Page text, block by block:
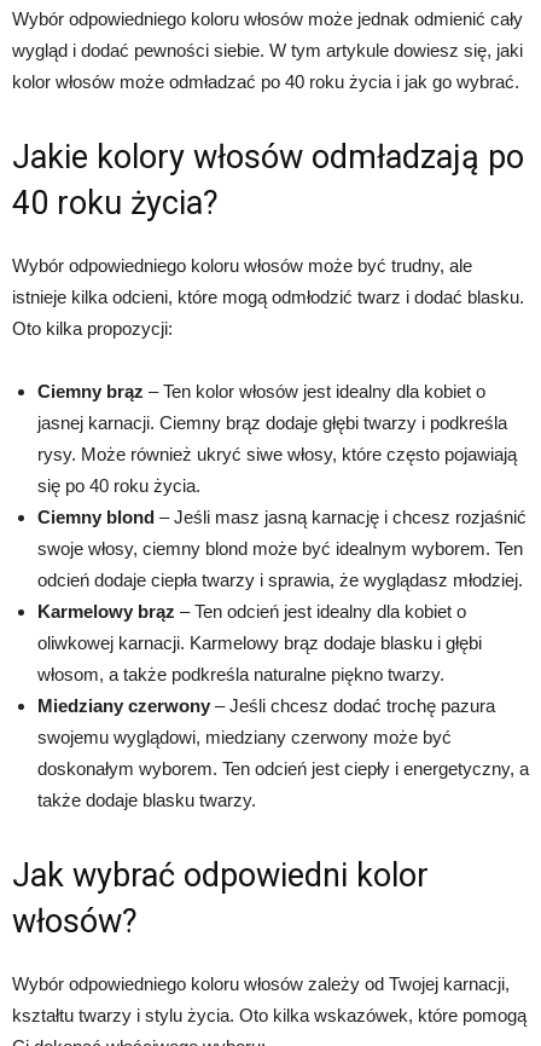
Wybór odpowiedniego koloru włosów może jednak odmienić cały
wygląd i dodać pewności siebie. W tym artykule dowiesz się, jaki
kolor włosów może odmładzać po 40 roku życia i jak go wybrać.
Jakie kolory włosów odmładzają po
40 roku życia?
Wybór odpowiedniego koloru włosów może być trudny, ale
istnieje kilka odcieni, które mogą odmłodzić twarz i dodać blasku.
Oto kilka propozycji:
Ciemny brąz – Ten kolor włosów jest idealny dla kobiet o
jasnej karnacji. Ciemny brąz dodaje głębi twarzy i podkreśla
rysy. Może również ukryć siwe włosy, które często pojawiają
się po 40 roku życia.
Ciemny blond – Jeśli masz jasną karnację i chcesz rozjaśnić
swoje włosy, ciemny blond może być idealnym wyborem. Ten
odcień dodaje ciepła twarzy i sprawia, że wyglądasz młodziej.
Karmelowy brąz – Ten odcień jest idealny dla kobiet o
oliwkowej karnacji. Karmelowy brąz dodaje blasku i głębi
włosom, a także podkreśla naturalne piękno twarzy.
Miedziany czerwony – Jeśli chcesz dodać trochę pazura
swojemu wyglądowi, miedziany czerwony może być
doskonałym wyborem. Ten odcień jest ciepły i energetyczny, a
także dodaje blasku twarzy.
Jak wybrać odpowiedni kolor
włosów?
Wybór odpowiedniego koloru włosów zależy od Twojej karnacji,
kształtu twarzy i stylu życia. Oto kilka wskazówek, które pomogą